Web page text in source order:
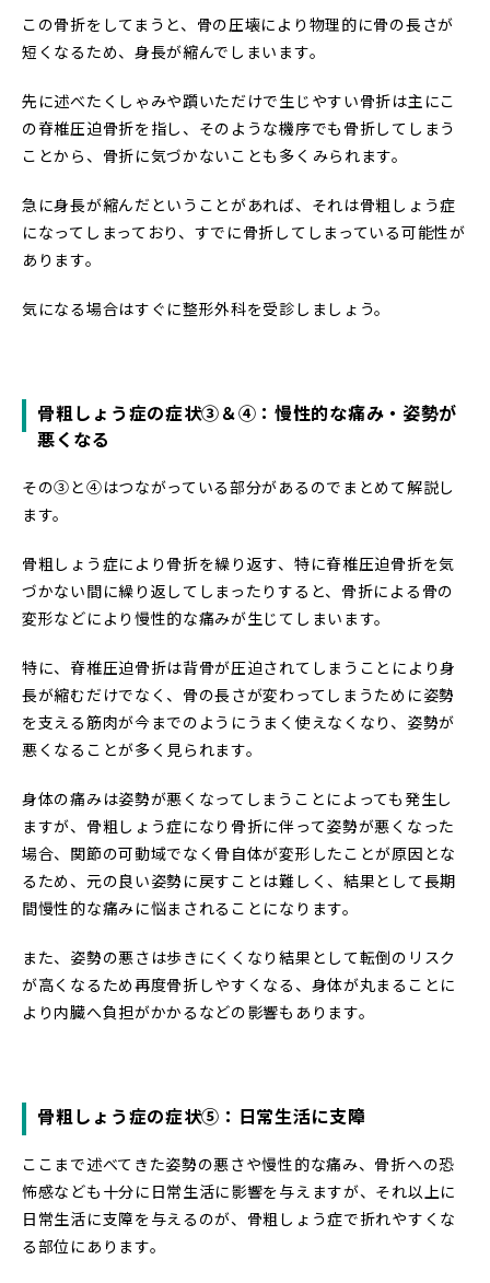
この骨折をしてまうと、骨の圧壊により物理的に骨の長さが
短くなるため、身長が縮んでしまいます。
先に述べたくしゃみや躓いただけで生じやすい骨折は主にこ
の脊椎圧迫骨折を指し、そのような機序でも骨折してしまう
ことから、骨折に気づかないことも多くみられます。
急に身長が縮んだということがあれば、それは骨粗しょう症
になってしまっており、すでに骨折してしまっている可能性が
あります。
気になる場合はすぐに整形外科を受診しましょう。
骨粗しょう症の症状③＆④：慢性的な痛み・姿勢が
悪くなる
その③と④はつながっている部分があるのでまとめて解説し
ます。
骨粗しょう症により骨折を繰り返す、特に脊椎圧迫骨折を気
づかない間に繰り返してしまったりすると、骨折による骨の
変形などにより慢性的な痛みが生じてしまいます。
特に、脊椎圧迫骨折は背骨が圧迫されてしまうことにより身
長が縮むだけでなく、骨の長さが変わってしまうために姿勢
を支える筋肉が今までのようにうまく使えなくなり、姿勢が
悪くなることが多く見られます。
身体の痛みは姿勢が悪くなってしまうことによっても発生し
ますが、骨粗しょう症になり骨折に伴って姿勢が悪くなった
場合、関節の可動域でなく骨自体が変形したことが原因とな
るため、元の良い姿勢に戻すことは難しく、結果として長期
間慢性的な痛みに悩まされることになります。
また、姿勢の悪さは歩きにくくなり結果として転倒のリスク
が高くなるため再度骨折しやすくなる、身体が丸まることに
より内臓へ負担がかかるなどの影響もあります。
骨粗しょう症の症状⑤：日常生活に支障
ここまで述べてきた姿勢の悪さや慢性的な痛み、骨折への恐
怖感なども十分に日常生活に影響を与えますが、それ以上に
日常生活に支障を与えるのが、骨粗しょう症で折れやすくな
る部位にあります。